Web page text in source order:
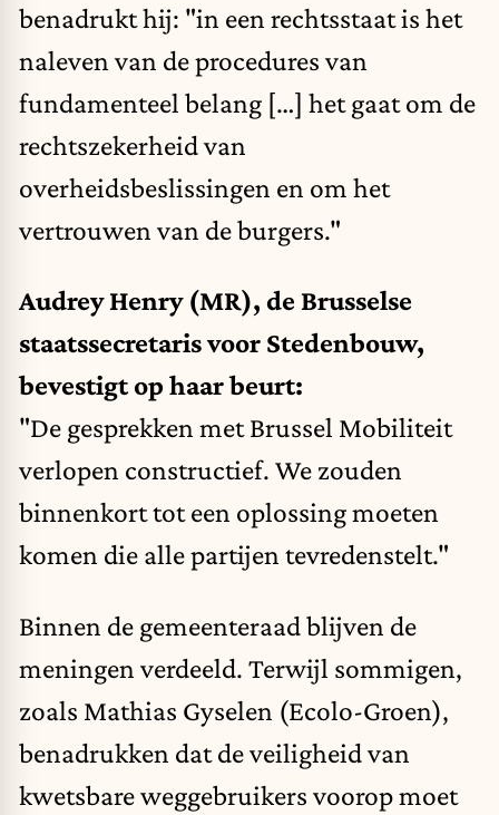
benadrukt hij: "in een rechtsstaat is het
naleven van de procedures van
fundamenteel belang […] het gaat om de
rechtszekerheid van
overheidsbeslissingen en om het
vertrouwen van de burgers."
Audrey Henry (MR), de Brusselse
staatssecretaris voor Stedenbouw,
bevestigt op haar beurt:
"De gesprekken met Brussel Mobiliteit
verlopen constructief. We zouden
binnenkort tot een oplossing moeten
komen die alle partijen tevredenstelt."
Binnen de gemeenteraad blijven de
meningen verdeeld. Terwijl sommigen,
zoals Mathias Gyselen (Ecolo-Groen),
benadrukken dat de veiligheid van
kwetsbare weggebruikers voorop moet